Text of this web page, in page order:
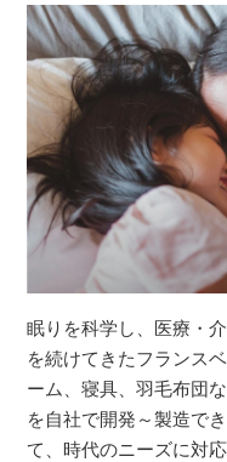
眠りを科学し、医療・
を続けてきたフランス
ーム、寝具、羽毛布団
を自社で開発～製造で
て、時代のニーズに対